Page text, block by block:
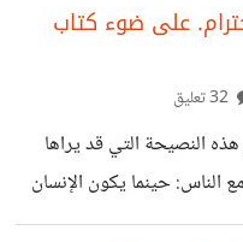
بشدة، بينما تكشف له هي عن
ليتزوجها لكنه تأخر.
يعترف لها الشاب بحبه
جديدة معه. لكن في تلك
فجأة، فتترك الشاب الحالم
على ضوء كتاب
النصيحة التي قد يراها
الناس: حينما يكون الإنسان
اللطف ضعف لأن الرجل الذي